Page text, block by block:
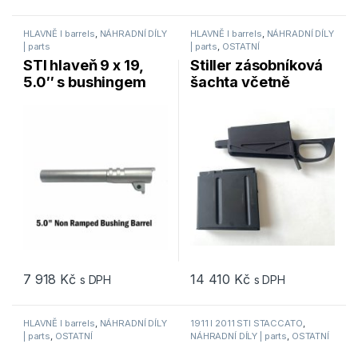
HLAVNĚ I barrels, NÁHRADNÍ DÍLY
| parts
STI hlaveň 9 x 19,
5.0″ s bushingem
7 918 Kč s DPH
HLAVNĚ I barrels, NÁHRADNÍ DÍLY
| parts, OSTATNÍ
Stiller zásobníková
šachta včetně
14 410 Kč s DPH
HLAVNĚ I barrels, NÁHRADNÍ DÍLY
| parts, OSTATNÍ
1911 I 2011 STI STACCATO,
NÁHRADNÍ DÍLY | parts, OSTATNÍ